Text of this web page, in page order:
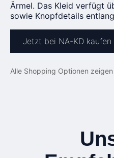
Ärmel. Das Kleid verfügt
sowie Knopfdetails
Jetzt bei NA-KD kaufen
Alle Shopping Optionen zeigen